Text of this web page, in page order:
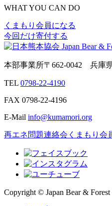
WHAT YOU CAN DO
くまもり会員になる
今回だけ寄付する
本部事業所〒662-0042 兵庫
TEL 0798-22-4190
FAX 0798-22-4196
E-Mail info@kumamori.org
再エネ問題連絡会 くまもり会
Copyright © Japan Bear &